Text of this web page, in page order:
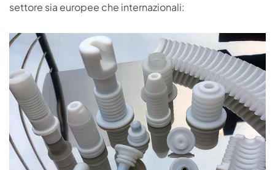
settore sia europee che internazionali: